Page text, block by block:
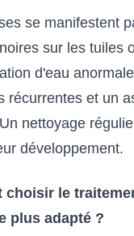
se manifestent
sur les tuiles
d'eau
récurrentes et un
nettoyage
développement.
choisir le
plus adapté ?